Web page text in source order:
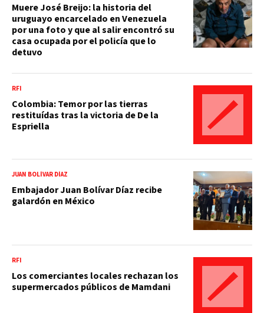
Muere José Breijo: la historia del
uruguayo encarcelado en Venezuela
por una foto y que al salir encontró su
casa ocupada por el policía que lo
detuvo
RFI
Colombia: Temor por las tierras
restituídas tras la victoria de De la
Espriella
JUAN BOLÍVAR DÍAZ
Embajador Juan Bolívar Díaz recibe
galardón en México
RFI
Los comerciantes locales rechazan los
supermercados públicos de Mamdani